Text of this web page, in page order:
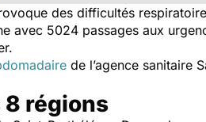
des difficultés
avec 5024 passages aux
de l’agence sanitaire
régions